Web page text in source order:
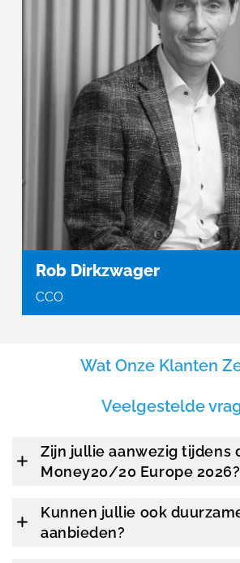
Rob Dirkzwager
CCO
Wat Onze Klanten
Veelgestelde
Zijn jullie aanwezig tijdens
Money20/20 Europe 2026?
Kunnen jullie ook
aanbieden?